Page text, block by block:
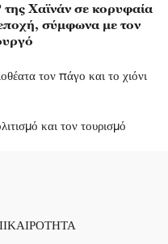
Χαϊνάν σε κορυφαία
σύμφωνα με τον
τον πάγο και το χιόνι
και τον τουρισμό